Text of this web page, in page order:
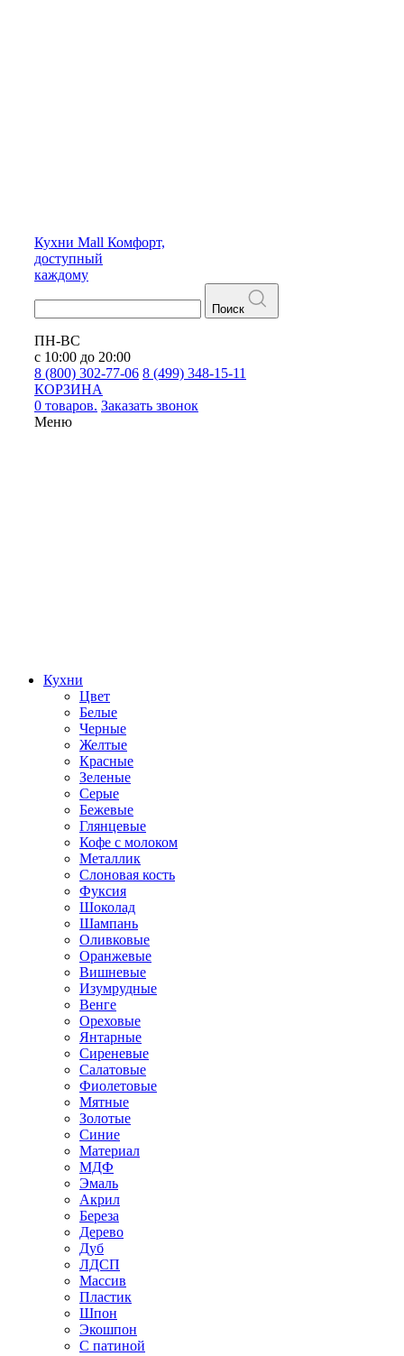
Кухни Mall Комфорт,
доступный
каждому
Поиск
ПН-ВС
с 10:00 до 20:00
8 (800) 302-77-06 8 (499) 348-15-11
КОРЗИНА
0 товаров. Заказать звонок
Меню
Кухни
Цвет
Белые
Черные
Желтые
Красные
Зеленые
Серые
Бежевые
Глянцевые
Кофе с молоком
Металлик
Слоновая кость
Фуксия
Шоколад
Шампань
Оливковые
Оранжевые
Вишневые
Изумрудные
Венге
Ореховые
Янтарные
Сиреневые
Салатовые
Фиолетовые
Мятные
Золотые
Синие
Материал
МДФ
Эмаль
Акрил
Береза
Дерево
Дуб
ЛДСП
Массив
Пластик
Шпон
Экошпон
С патиной